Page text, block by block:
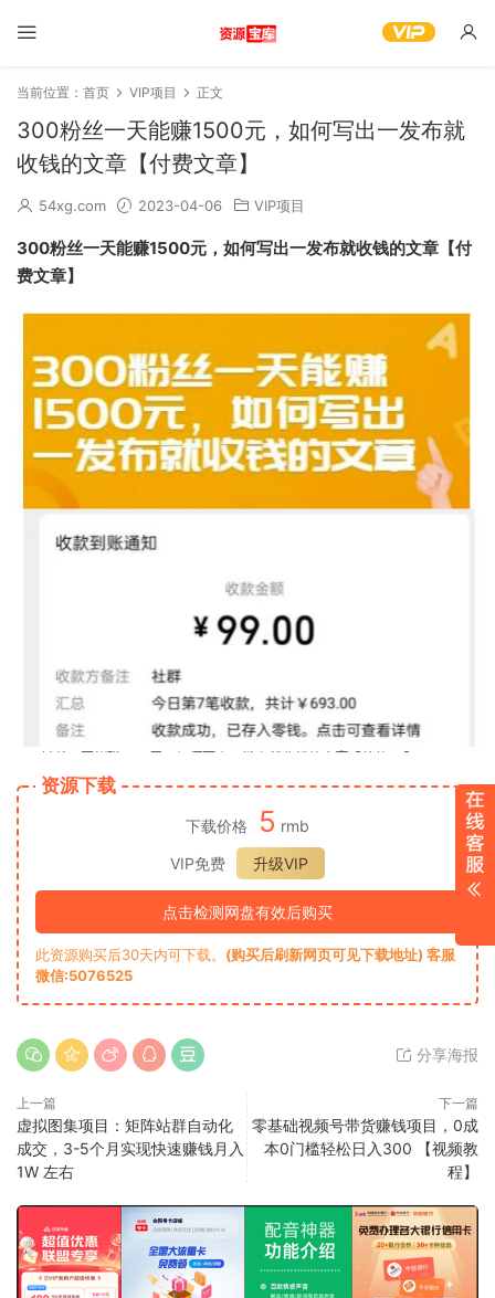
当前位置： 首页 VIP项目 正文
300粉丝一天能赚1500元，如何写出一发布就
收钱的文章【付费文章】
54xg.com 2023-04-06 VIP项目
300粉丝一天能赚1500元，如何写出一发布就收钱的文章【付
费文章】
资源下载
下载价格 5 rmb
VIP免费
升级VIP
点击检测网盘有效后购买
此资源购买后30天内可下载。 (购买后刷新网页可见下载地址) 客服
微信:5076525
分享海报
上一篇
虚拟图集项目：矩阵站群自动化
成交，3-5个月实现快速赚钱月入
1W 左右
下一篇
零基础视频号带货赚钱项目，0成
本0门槛轻松日入300 【视频教
程】